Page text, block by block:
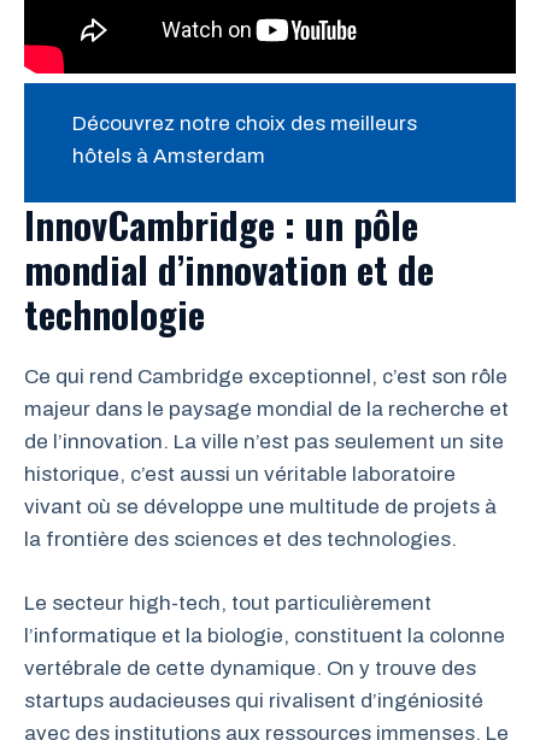
Découvrez notre choix des meilleurs
hôtels à Amsterdam
InnovCambridge : un pôle
mondial d’innovation et de
technologie
Ce qui rend Cambridge exceptionnel, c’est son rôle
majeur dans le paysage mondial de la recherche et
de l’innovation. La ville n’est pas seulement un site
historique, c’est aussi un véritable laboratoire
vivant où se développe une multitude de projets à
la frontière des sciences et des technologies.
Le secteur high-tech, tout particulièrement
l’informatique et la biologie, constituent la colonne
vertébrale de cette dynamique. On y trouve des
startups audacieuses qui rivalisent d’ingéniosité
avec des institutions aux ressources immenses. Le